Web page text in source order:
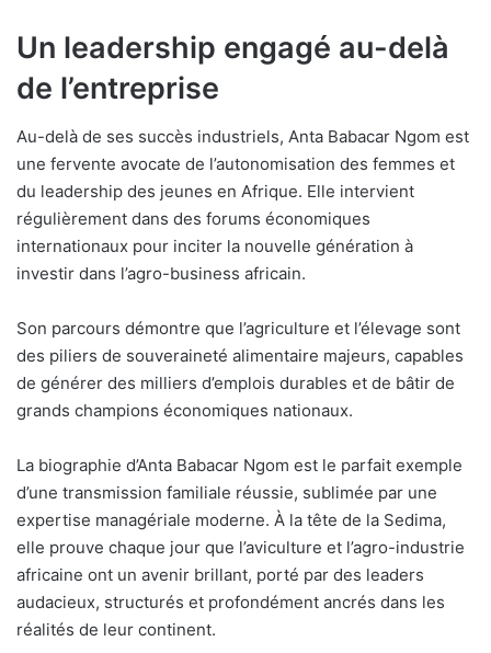
Un leadership engagé au-delà
de l’entreprise
Au-delà de ses succès industriels, Anta Babacar Ngom est
une fervente avocate de l’autonomisation des femmes et
du leadership des jeunes en Afrique. Elle intervient
régulièrement dans des forums économiques
internationaux pour inciter la nouvelle génération à
investir dans l’agro-business africain.
Son parcours démontre que l’agriculture et l’élevage sont
des piliers de souveraineté alimentaire majeurs, capables
de générer des milliers d’emplois durables et de bâtir de
grands champions économiques nationaux.
La biographie d’Anta Babacar Ngom est le parfait exemple
d’une transmission familiale réussie, sublimée par une
expertise managériale moderne. À la tête de la Sedima,
elle prouve chaque jour que l’aviculture et l’agro-industrie
africaine ont un avenir brillant, porté par des leaders
audacieux, structurés et profondément ancrés dans les
réalités de leur continent.